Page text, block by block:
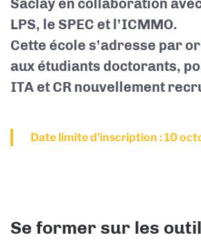
Saclay en collaboration
LPS, le SPEC et l’ICMMO.
Cette école s’adresse par
aux étudiants doctorants,
ITA et CR nouvellement
Date limite d'inscription : 10
Se former sur les